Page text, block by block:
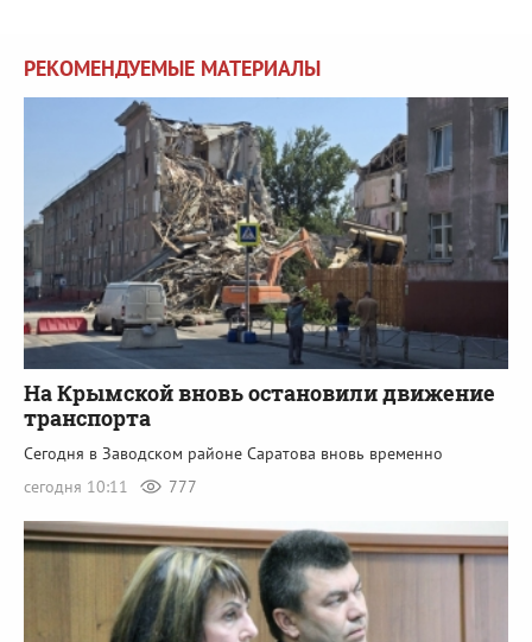
РЕКОМЕНДУЕМЫЕ МАТЕРИАЛЫ
На Крымской вновь остановили движение
транспорта
Сегодня в Заводском районе Саратова вновь временно
сегодня 10:11
777